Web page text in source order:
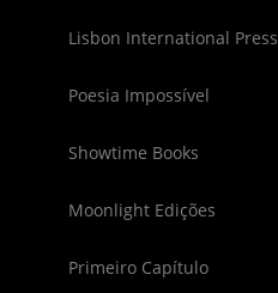
Lisbon International Press
Poesia Impossível
Showtime Books
Moonlight Edições
Primeiro Capítulo